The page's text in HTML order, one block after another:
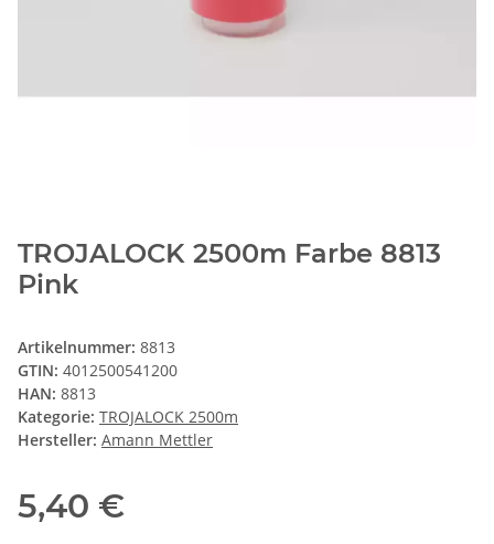
TROJALOCK 2500m Farbe 8813
Pink
Artikelnummer: 8813
GTIN: 4012500541200
HAN: 8813
Kategorie: TROJALOCK 2500m
Hersteller: Amann Mettler
5,40 €